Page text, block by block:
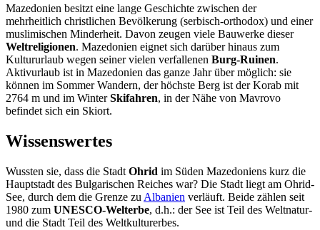
Mazedonien besitzt eine lange Geschichte zwischen der
mehrheitlich christlichen Bevölkerung (serbisch-orthodox) und einer
muslimischen Minderheit. Davon zeugen viele Bauwerke dieser
Weltreligionen. Mazedonien eignet sich darüber hinaus zum
Kultururlaub wegen seiner vielen verfallenen Burg-Ruinen.
Aktivurlaub ist in Mazedonien das ganze Jahr über möglich: sie
können im Sommer Wandern, der höchste Berg ist der Korab mit
2764 m und im WinterSkifahren, in der Nähe von Mavrovo
befindet sich ein Skiort.
Wissenswertes
Wussten sie, dass die Stadt Ohrid im Süden Mazedoniens kurz die
Hauptstadt des Bulgarischen Reiches war? Die Stadt liegt am Ohrid-
See, durch dem die Grenze zu Albanien verläuft. Beide zählen seit
1980 zum UNESCO-Welterbe, d.h.: der See ist Teil des Weltnatur-
und die Stadt Teil des Weltkulturerbes.